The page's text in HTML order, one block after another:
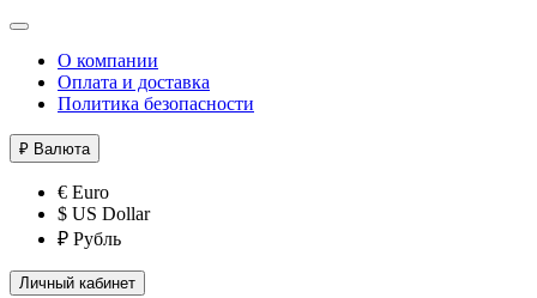
О компании
Оплата и доставка
Политика безопасности
₽ Валюта
€ Euro
$ US Dollar
₽ Рубль
Личный кабинет